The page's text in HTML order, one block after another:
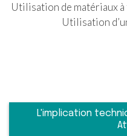
Utilisation de matériaux
Utilisation
L'implication